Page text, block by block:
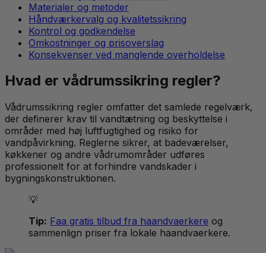
Materialer og metoder
Håndværkervalg og kvalitetssikring
Kontrol og godkendelse
Omkostninger og prisoverslag
Konsekvenser ved manglende overholdelse
Hvad er vådrumssikring regler?
Vådrumssikring regler omfatter det samlede regelværk,
der definerer krav til vandtætning og beskyttelse i
områder med høj luftfugtighed og risiko for
vandpåvirkning. Reglerne sikrer, at badeværelser,
køkkener og andre vådrumområder udføres
professionelt for at forhindre vandskader i
bygningskonstruktionen.
💡
Tip: Faa gratis tilbud fra haandvaerkere og
sammenlign priser fra lokale haandvaerkere.